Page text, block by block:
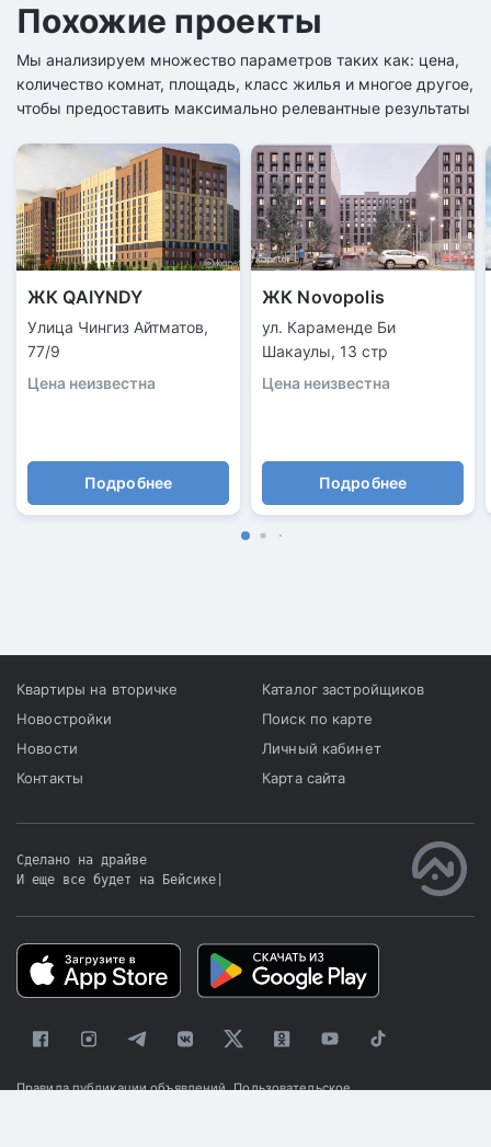
Похожие проекты
Мы анализируем множество параметров таких как: цена,
количество комнат, площадь, класс жилья и многое другое,
чтобы предоставить максимально релевантные результаты
ЖК QAIYNDY
Улица Чингиз Айтматов,
77/9
Цена неизвестна
Подробнее
ЖК Novopolis
ул. Караменде Би
Шакаулы, 13 стр
Цена неизвестна
Подробнее
Квартиры на вторичке
Новостройки
Новости
Контакты
Каталог застройщиков
Поиск по карте
Личный кабинет
Карта сайта
Сделано на драйве
И еще все будет на Бейсике
Правила публикации объявлений Пользовательское